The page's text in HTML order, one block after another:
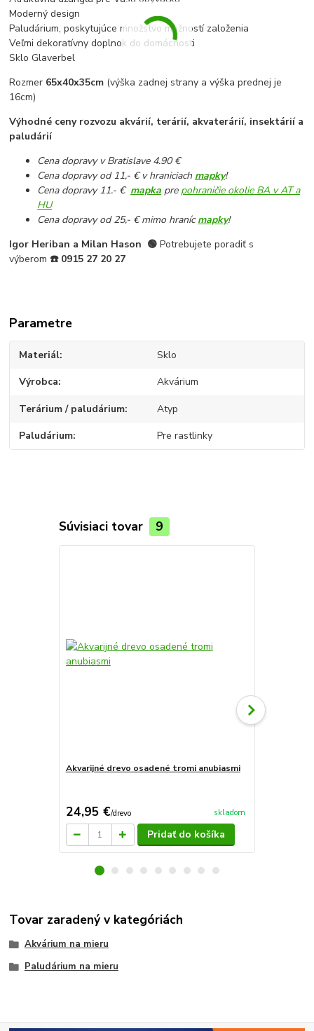
Moderný design
Paludárium, poskytujúce množstvo možností založenia
Veľmi dekoratívny doplnok do domácnosti
Sklo Glaverbel
Rozmer 65x40x35cm (výška zadnej strany a výška prednej je
16cm)
Výhodné ceny rozvozu akvárií, terárií, akvaterárií, insektárií a
paludárií
Cena dopravy v Bratislave 4.90 €
Cena dopravy od 11,- € v hraniciach mapky!
Cena dopravy 11.- € mapka pre pohraničie okolie BA v AT a
HU
Cena dopravy od 25,- € mimo hranícmapky!
Igor Heriban a Milan Hason 🟢Potrebujete poradiť s
výberom ☎️ 0915 27 20 27
Parametre
Materiál Sklo
Výrobca Akvárium
Terárium / paludárium Atyp
Paludárium Pre rastlinky
Súvisiaci tovar 9
Akvarijné drevo osadené tromi anubiasmi
24,95 €/drevo skladom
Pridať do košíka
Tovar zaradený v kategóriách
Akvárium na mieru
Paludárium na mieru